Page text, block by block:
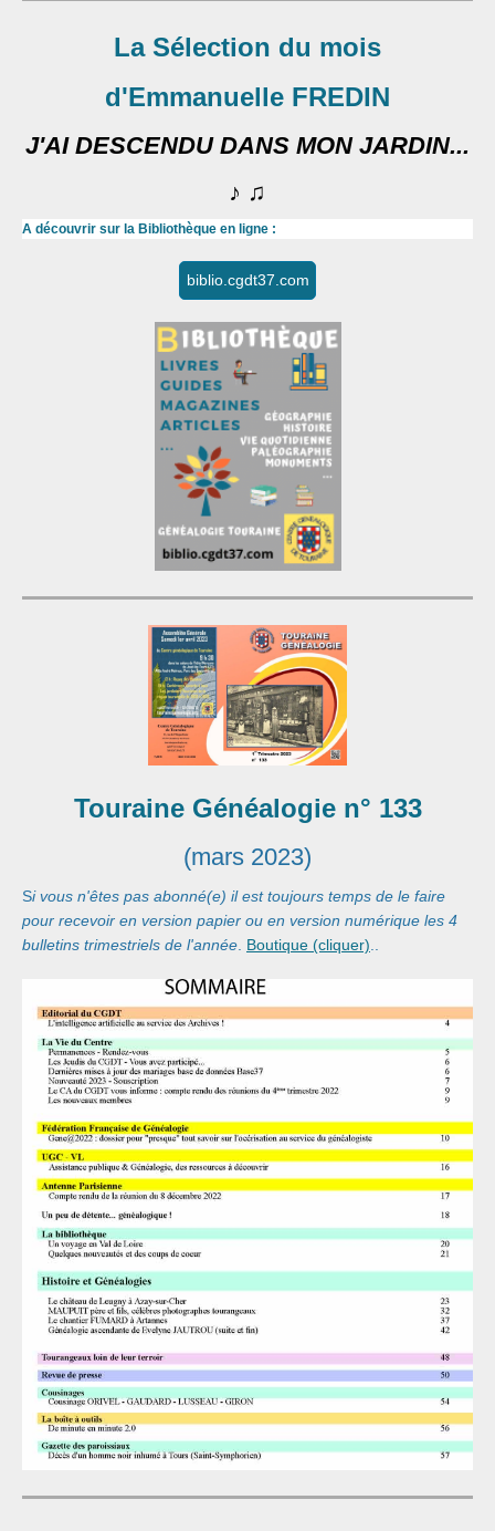
La Sélection du mois
d'Emmanuelle FREDIN
J'AI DESCENDU DANS MON JARDIN...
♪ ♫
A découvrir sur la Bibliothèque en ligne :
biblio.cgdt37.com
Touraine Généalogie n° 133
(mars 2023)
Si vous n'êtes pas abonné(e) il est toujours temps de le faire
pour recevoir en version papier ou en version numérique les 4
bulletins trimestriels de l'année Boutique (cliquer)